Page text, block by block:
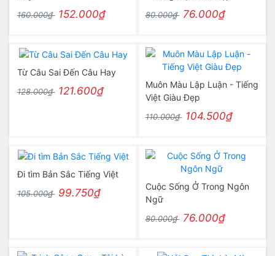
160.000₫ 152.000₫ 80.000₫ 76.000₫
Từ Câu Sai Đến Câu Hay
128.000₫ 121.600₫
Muôn Màu Lập Luận - Tiếng
Việt Giàu Đẹp
110.000₫ 104.500₫
Đi tìm Bản Sắc Tiếng Việt
105.000₫ 99.750₫
Cuộc Sống Ở Trong Ngôn
Ngữ
80.000₫ 76.000₫